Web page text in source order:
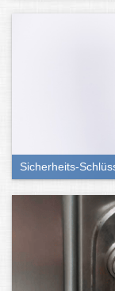
Sicherheits-